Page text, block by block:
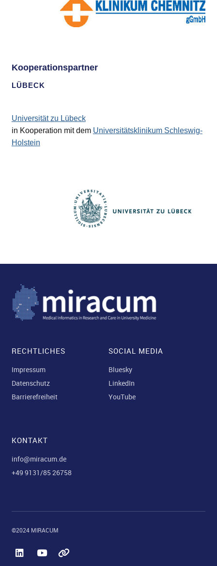
Kooperationspartner
LÜBECK
Universität zu Lübeck
in Kooperation mit dem Universitätsklinikum Schleswig-
Holstein
RECHTLICHES
Impressum
Datenschutz
Barrierefreiheit
SOCIAL MEDIA
Bluesky
LinkedIn
YouTube
KONTAKT
info@miracum.de
+49 9131/85 26758
©2024 MIRACUM